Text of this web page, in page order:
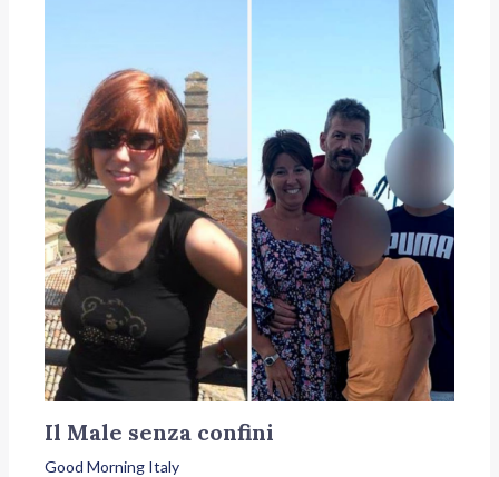
Il Male senza confini
Good Morning Italy